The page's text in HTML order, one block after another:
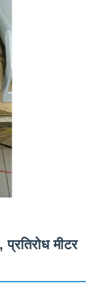
मीटर